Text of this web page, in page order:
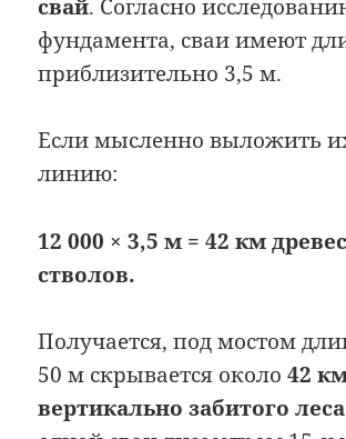
свай. Согласно
фундамента, сваи имеют
приблизительно 3,5 м.
Если мысленно выложить
линию:
12 000 × 3,5 м = 42 км
стволов.
Получается, под мостом
50 м скрывается около42
вертикально забитого леса